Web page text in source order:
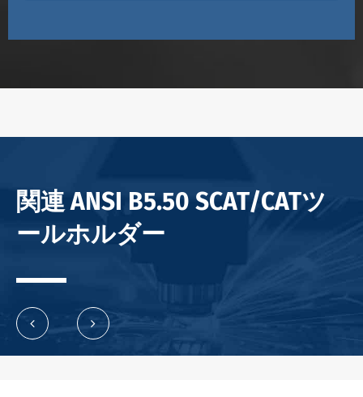
関連 ANSI B5.50 SCAT/CATツ
ールホルダー